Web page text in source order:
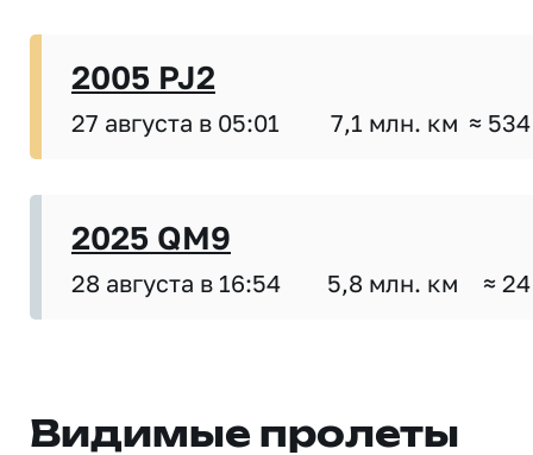
2005 PJ2
27 августа в 05:01 7,1 млн. км ≈
2025 QM9
28 августа в 16:54 5,8 млн. км ≈
Видимые пролеты